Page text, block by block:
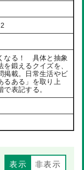
なる！ 具体と抽象
鍛えるクイズを、
掲載。日常生活やビ
るある」を取り上
表記する。
表示 非表示